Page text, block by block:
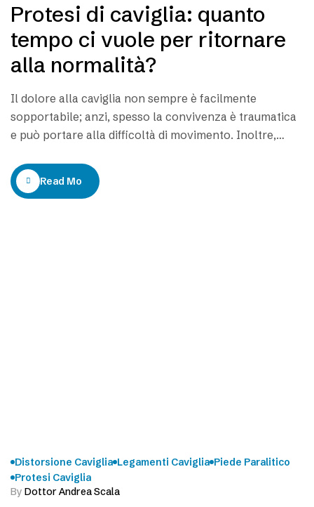
Protesi di caviglia: quanto
tempo ci vuole per ritornare
alla normalità?
Il dolore alla caviglia non sempre è facilmente
sopportabile; anzi, spesso la convivenza è traumatica
e può portare alla difficoltà di movimento. Inoltre,
d’allarme il rischio è quello che si potrebbe trascurare
anche una patologia importante. Per tutte queste
Read More
Distorsione Caviglia Legamenti Caviglia Piede Paralitico
Protesi Caviglia
By Dottor Andrea Scala